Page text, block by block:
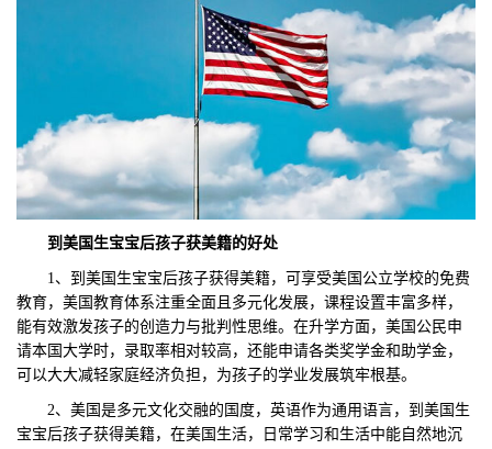
到美国生宝宝后孩子获美籍的好处
1、到美国生宝宝后孩子获得美籍，可享受美国公立学校的免费
教育，美国教育体系注重全面且多元化发展，课程设置丰富多样，
能有效激发孩子的创造力与批判性思维。在升学方面，美国公民申
请本国大学时，录取率相对较高，还能申请各类奖学金和助学金，
可以大大减轻家庭经济负担，为孩子的学业发展筑牢根基。
2、美国是多元文化交融的国度，英语作为通用语言，到美国生
宝宝后孩子获得美籍，在美国生活，日常学习和生活中能自然地沉